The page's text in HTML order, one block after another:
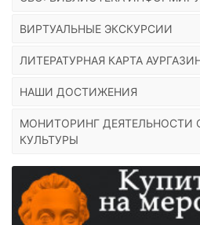
ВИРТУАЛЬНЫЕ ЭКСКУРСИИ
ЛИТЕРАТУРНАЯ КАРТА
НАШИ ДОСТИЖЕНИЯ
МОНИТОРИНГ ДЕЯТЕЛЬНОСТИ
КУЛЬТУРЫ